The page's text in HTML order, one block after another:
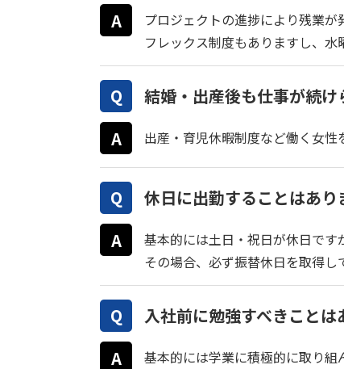
プロジェクトの進捗により残業が
フレックス制度もありますし、水
結婚・出産後も仕事が続け
出産・育児休暇制度など働く女性
休日に出勤することはあり
基本的には土日・祝日が休日です
その場合、必ず振替休日を取得し
入社前に勉強すべきことは
基本的には学業に積極的に取り組